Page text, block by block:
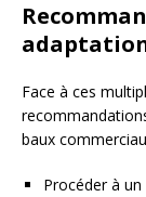
Face à ces
baux
Procéder à